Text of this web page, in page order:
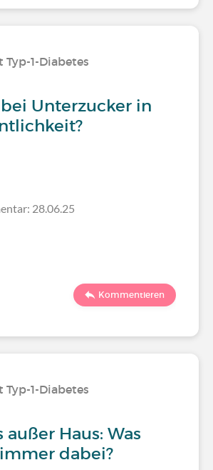
Typ-1-Diabetes
Unterzucker in
28.06.25
Kommentieren
Typ-1-Diabetes
außer Haus: Was
dabei?